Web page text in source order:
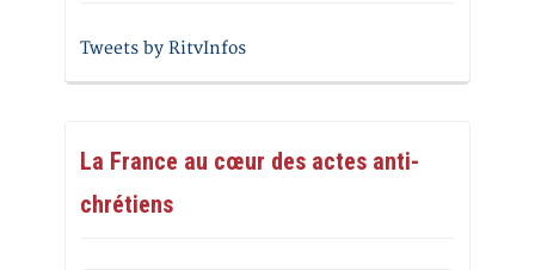
Tweets by RitvInfos
La France au cœur des actes anti-
chrétiens